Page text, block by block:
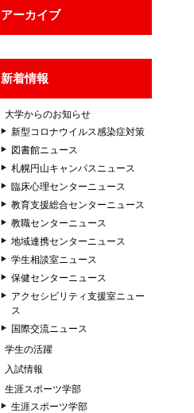
アーカイブ
新着情報
大学からのお知らせ
新型コロナウイルス感染症対策
図書館ニュース
札幌円山キャンパスニュース
臨床心理センターニュース
教育支援総合センターニュース
教職センターニュース
地域連携センターニュース
学生相談室ニュース
保健センターニュース
アクセシビリティ支援室ニュー
ス
国際交流ニュース
学生の活躍
入試情報
生涯スポーツ学部
生涯スポーツ学部